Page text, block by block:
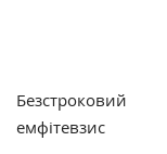
Безстроковий
емфітевзис